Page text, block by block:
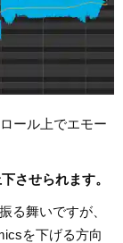
ール上でエモー
させられます。
る舞いですが、
を下げる方向